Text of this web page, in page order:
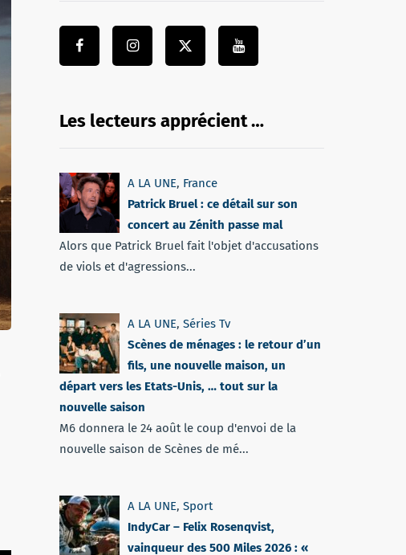
Les lecteurs apprécient …
A LA UNE, France
Patrick Bruel : ce détail sur son
concert au Zénith passe mal
Alors que Patrick Bruel fait l'objet d'accusations
de viols et d'agressions...
A LA UNE, Séries Tv
Scènes de ménages : le retour d’un
fils, une nouvelle maison, un
départ vers les Etats-Unis, … tout sur la
nouvelle saison
M6 donnera le 24 août le coup d'envoi de la
nouvelle saison de Scènes de mé...
A LA UNE, Sport
IndyCar – Felix Rosenqvist,
vainqueur des 500 Miles 2026 : «